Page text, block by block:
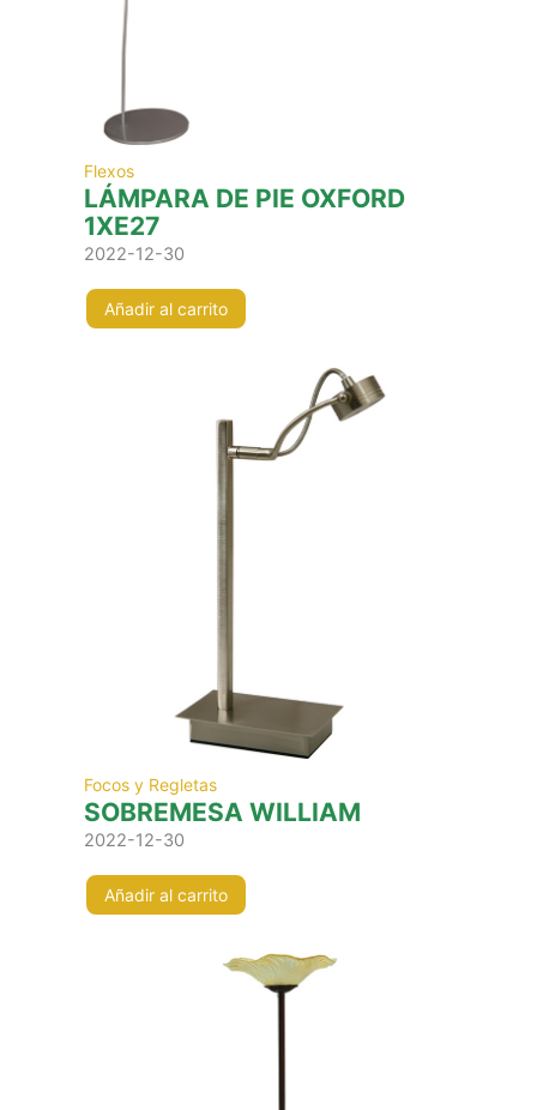
Flexos
LÁMPARA DE PIE OXFORD
1XE27
2022-12-30
Añadir al carrito
Focos y Regletas
SOBREMESA WILLIAM
2022-12-30
Añadir al carrito